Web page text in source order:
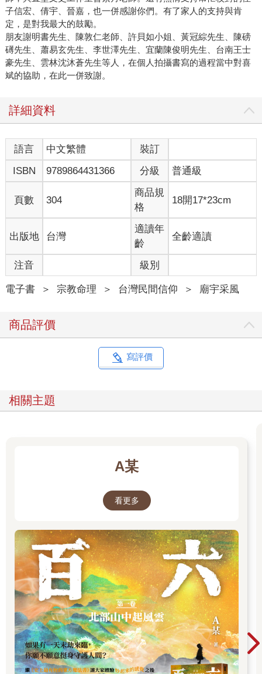
子信宏、倩宇、晉嘉，也一併感謝你們。有了家人的支持與肯
定，是對我最大的鼓勵。
朋友謝明書先生、陳敦仁老師、許貝如小姐、黃冠綜先生、陳磅
礡先生、蕭易玄先生、李世澤先生、宜蘭陳俊明先生、台南王士
豪先生、雲林沈沐蒼先生等人，在個人拍攝書寫的過程當中對喜
斌的協助，在此一併致謝。
詳細資料
語言 中文繁體
裝訂
ISBN
9789864431366 分級 普通級
頁數 304
商品規
格
18開17*23cm
出版地 台灣
適讀年
齡
全齡適讀
注音 級別
電子書 ＞ 宗教命理 ＞ 台灣民間信仰 ＞ 廟宇采風
商品評價
寫評價
相關主題
A某
看更多